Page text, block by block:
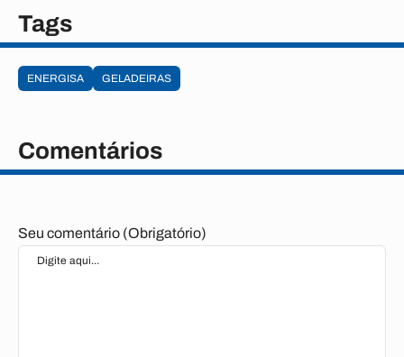
Tags
ENERGISA GELADEIRAS
Comentários
Seu comentário (Obrigatório)